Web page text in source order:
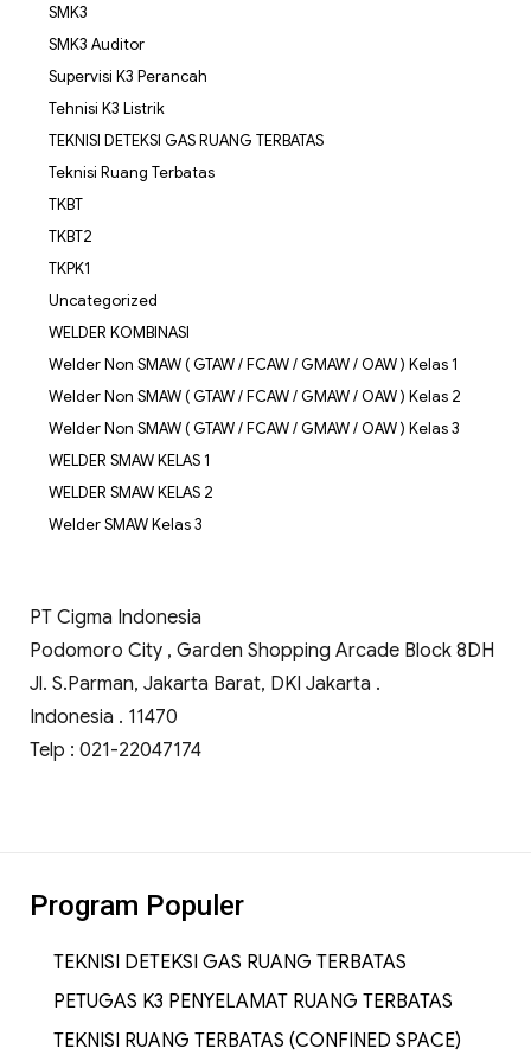
SMK3
SMK3 Auditor
Supervisi K3 Perancah
Tehnisi K3 Listrik
TEKNISI DETEKSI GAS RUANG TERBATAS
Teknisi Ruang Terbatas
TKBT
TKBT2
TKPK1
Uncategorized
WELDER KOMBINASI
Welder Non SMAW ( GTAW / FCAW / GMAW / OAW ) Kelas 1
Welder Non SMAW ( GTAW / FCAW / GMAW / OAW ) Kelas 2
Welder Non SMAW ( GTAW / FCAW / GMAW / OAW ) Kelas 3
WELDER SMAW KELAS 1
WELDER SMAW KELAS 2
Welder SMAW Kelas 3
PT Cigma Indonesia
Podomoro City , Garden Shopping Arcade Block 8DH
Jl. S.Parman, Jakarta Barat, DKI Jakarta .
Indonesia . 11470
Telp : 021-22047174
Program Populer
TEKNISI DETEKSI GAS RUANG TERBATAS
PETUGAS K3 PENYELAMAT RUANG TERBATAS
TEKNISI RUANG TERBATAS (CONFINED SPACE)